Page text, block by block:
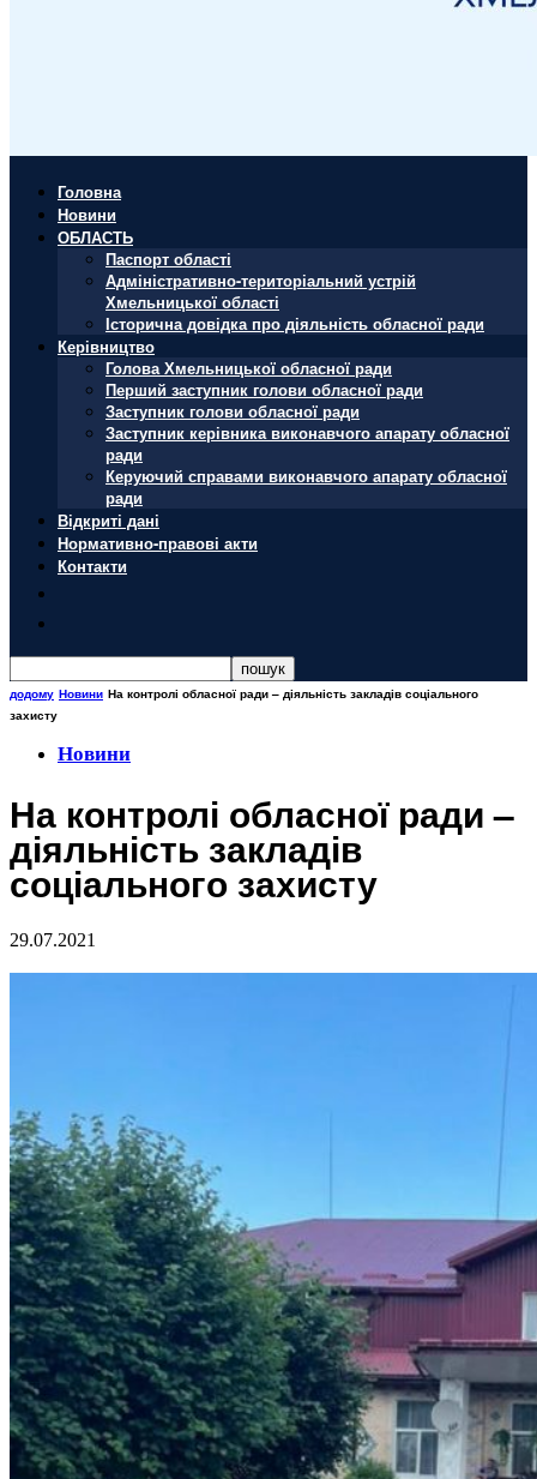
Головна
Новини
ОБЛАСТЬ
Паспорт області
Адміністративно-територіальний устрій
Хмельницької області
Історична довідка про діяльність обласної ради
Керівництво
Голова Хмельницької обласної ради
Перший заступник голови обласної ради
Заступник голови обласної ради
Заступник керівника виконавчого апарату обласної
ради
Керуючий справами виконавчого апарату обласної
ради
Відкриті дані
Нормативно-правові акти
Контакти
додому Новини На контролі обласної ради – діяльність закладів соціального
захисту
Новини
На контролі обласної ради –
діяльність закладів
соціального захисту
29.07.2021